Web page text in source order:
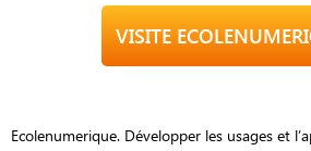
VISITE
Ecolenumerique. Développer les usages et